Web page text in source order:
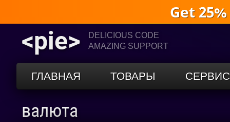
Get
<pie>
DELICIOUS CODE
AMAZING SUPPORT
ГЛАВНАЯ ТОВАРЫ
валюта